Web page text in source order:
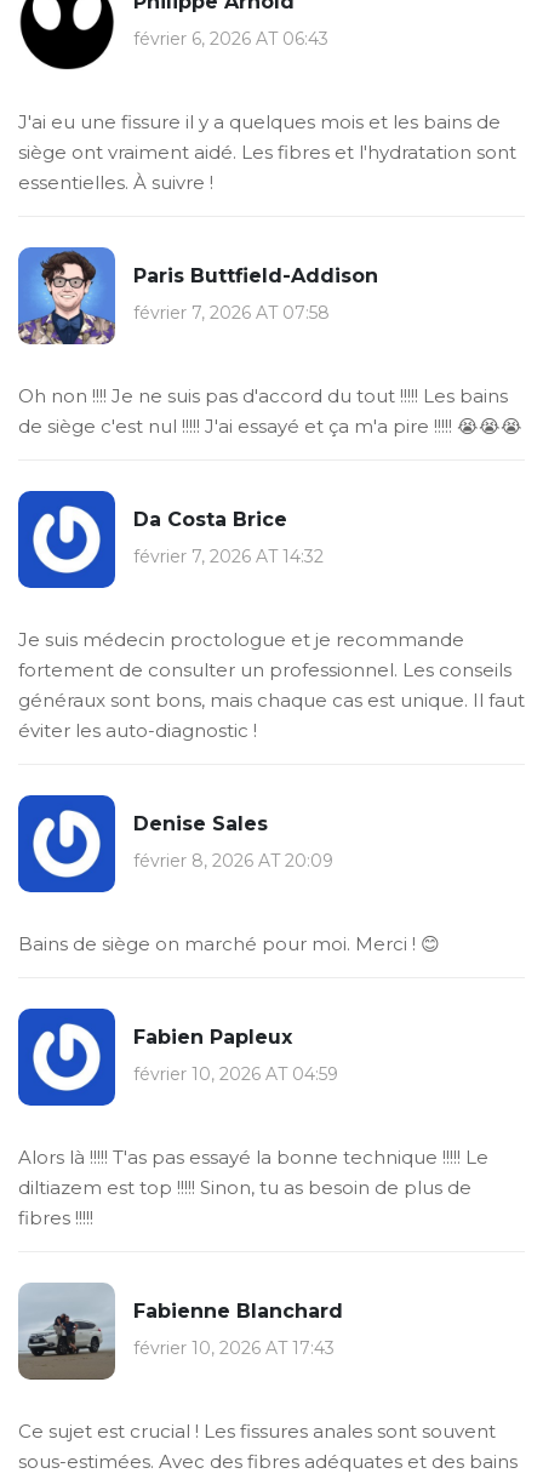
février 6, 2026 AT 06:43
J'ai eu une fissure il y a quelques mois et les bains de
siège ont vraiment aidé. Les fibres et l'hydratation sont
essentielles. À suivre !
Paris Buttfield-Addison
février 7, 2026 AT 07:58
Oh non !!!! Je ne suis pas d'accord du tout !!!!! Les bains
de siège c'est nul !!!!! J'ai essayé et ça m'a pire !!!!! 😭😭😭
Da Costa Brice
février 7, 2026 AT 14:32
Je suis médecin proctologue et je recommande
fortement de consulter un professionnel. Les conseils
généraux sont bons, mais chaque cas est unique. Il faut
éviter les auto-diagnostic !
Denise Sales
février 8, 2026 AT 20:09
Bains de siège on marché pour moi. Merci ! 😊
Fabien Papleux
février 10, 2026 AT 04:59
Alors là !!!!! T'as pas essayé la bonne technique !!!!! Le
diltiazem est top !!!!! Sinon, tu as besoin de plus de
fibres !!!!!
Fabienne Blanchard
février 10, 2026 AT 17:43
Ce sujet est crucial ! Les fissures anales sont souvent
sous-estimées. Avec des fibres adéquates et des bains